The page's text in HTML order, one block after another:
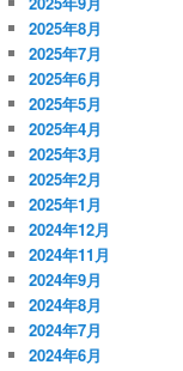
2025年8月
2025年7月
2025年6月
2025年5月
2025年4月
2025年3月
2025年2月
2025年1月
2024年12月
2024年11月
2024年9月
2024年8月
2024年7月
2024年6月